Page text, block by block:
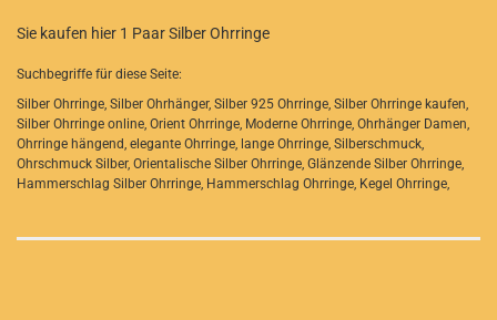
Sie kaufen hier 1 Paar Silber Ohrringe
Suchbegriffe für diese Seite:
Silber Ohrringe, Silber Ohrhänger, Silber 925 Ohrringe, Silber Ohrringe kaufen,
Silber Ohrringe online, Orient Ohrringe, Moderne Ohrringe, Ohrhänger Damen,
Ohrringe hängend, elegante Ohrringe, lange Ohrringe, Silberschmuck,
Ohrschmuck Silber, Orientalische Silber Ohrringe, Glänzende Silber Ohrringe,
Hammerschlag Silber Ohrringe, Hammerschlag Ohrringe, Kegel Ohrringe,